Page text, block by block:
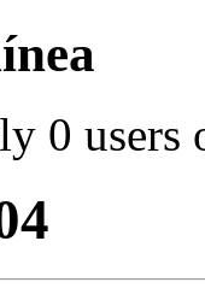
0 users